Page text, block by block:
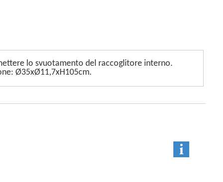
lo svuotamento del raccoglitore interno.
Ø35xØ11,7xH105cm.